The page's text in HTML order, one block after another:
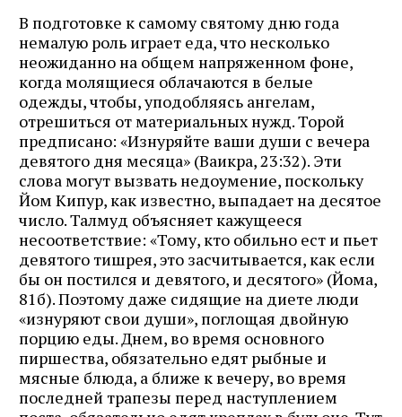
В подготовке к самому святому дню года
немалую роль играет еда, что несколько
неожиданно на общем напряженном фоне,
когда молящиеся облачаются в белые
одежды, чтобы, уподобляясь ангелам,
отрешиться от материальных нужд. Торой
предписано: «Изнуряйте ваши души с вечера
девятого дня месяца» (Ваикра, 23:32). Эти
слова могут вызвать недоумение, поскольку
Йом Кипур, как известно, выпадает на десятое
число. Талмуд объясняет кажущееся
несоответствие: «Тому, кто обильно ест и пьет
девятого тишрея, это засчитывается, как если
бы он постился и девятого, и десятого» (Йома,
81б). Поэтому даже сидящие на диете люди
«изнуряют свои души», поглощая двойную
порцию еды. Днем, во время основного
пиршества, обязательно едят рыбные и
мясные блюда, а ближе к вечеру, во время
последней трапезы перед наступлением